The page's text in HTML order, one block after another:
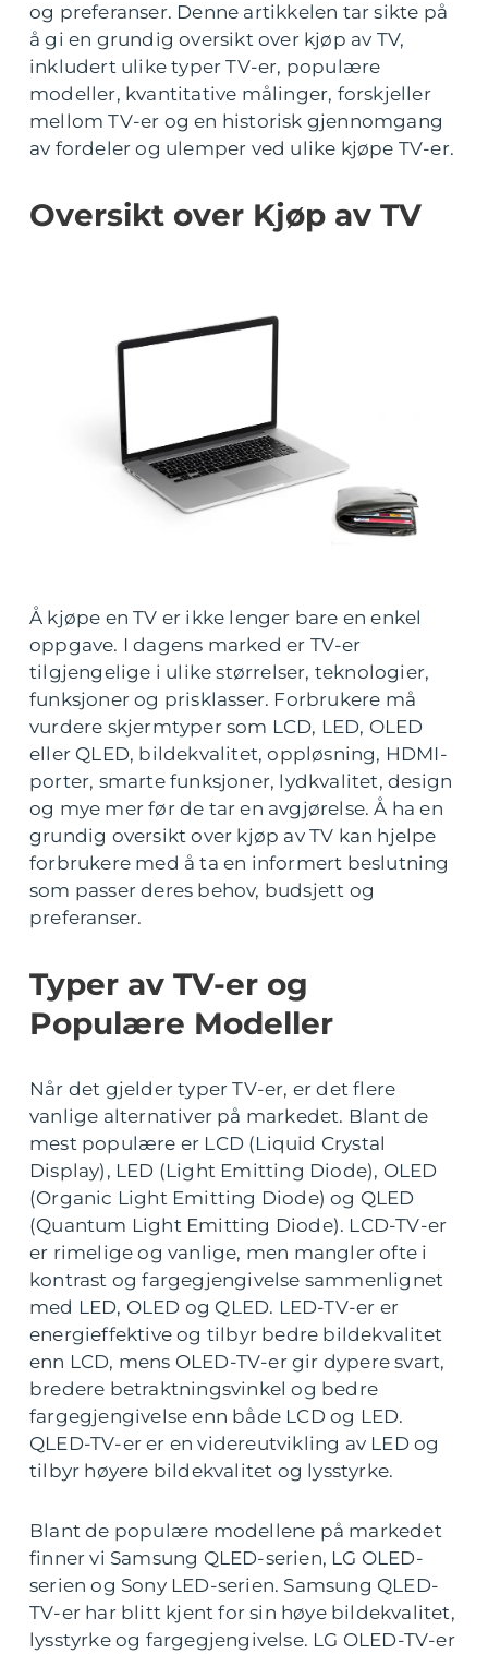
og preferanser. Denne artikkelen tar sikte på
å gi en grundig oversikt over kjøp av TV,
inkludert ulike typer TV-er, populære
modeller, kvantitative målinger, forskjeller
mellom TV-er og en historisk gjennomgang
av fordeler og ulemper ved ulike kjøpe TV-er.
Oversikt over Kjøp av TV
Å kjøpe en TV er ikke lenger bare en enkel
oppgave. I dagens marked er TV-er
tilgjengelige i ulike størrelser, teknologier,
funksjoner og prisklasser. Forbrukere må
vurdere skjermtyper som LCD, LED, OLED
eller QLED, bildekvalitet, oppløsning, HDMI-
porter, smarte funksjoner, lydkvalitet, design
og mye mer før de tar en avgjørelse. Å ha en
grundig oversikt over kjøp av TV kan hjelpe
forbrukere med å ta en informert beslutning
som passer deres behov, budsjett og
preferanser.
Typer av TV-er og
Populære Modeller
Når det gjelder typer TV-er, er det flere
vanlige alternativer på markedet. Blant de
mest populære er LCD (Liquid Crystal
Display), LED (Light Emitting Diode), OLED
(Organic Light Emitting Diode) og QLED
(Quantum Light Emitting Diode). LCD-TV-er
er rimelige og vanlige, men mangler ofte i
kontrast og fargegjengivelse sammenlignet
med LED, OLED og QLED. LED-TV-er er
energieffektive og tilbyr bedre bildekvalitet
enn LCD, mens OLED-TV-er gir dypere svart,
bredere betraktningsvinkel og bedre
fargegjengivelse enn både LCD og LED.
QLED-TV-er er en videreutvikling av LED og
tilbyr høyere bildekvalitet og lysstyrke.
Blant de populære modellene på markedet
finner vi Samsung QLED-serien, LG OLED-
serien og Sony LED-serien. Samsung QLED-
TV-er har blitt kjent for sin høye bildekvalitet,
lysstyrke og fargegjengivelse. LG OLED-TV-er